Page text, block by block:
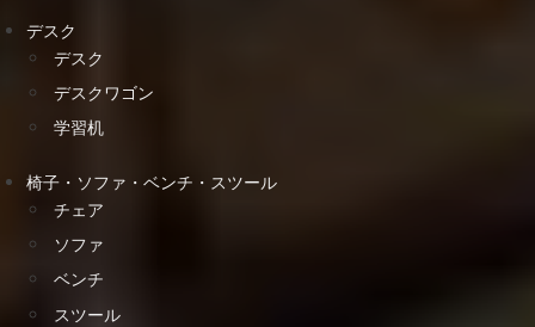
デスク
デスク
デスクワゴン
学習机
椅子・ソファ・ベンチ・スツール
チェア
ソファ
ベンチ
スツール